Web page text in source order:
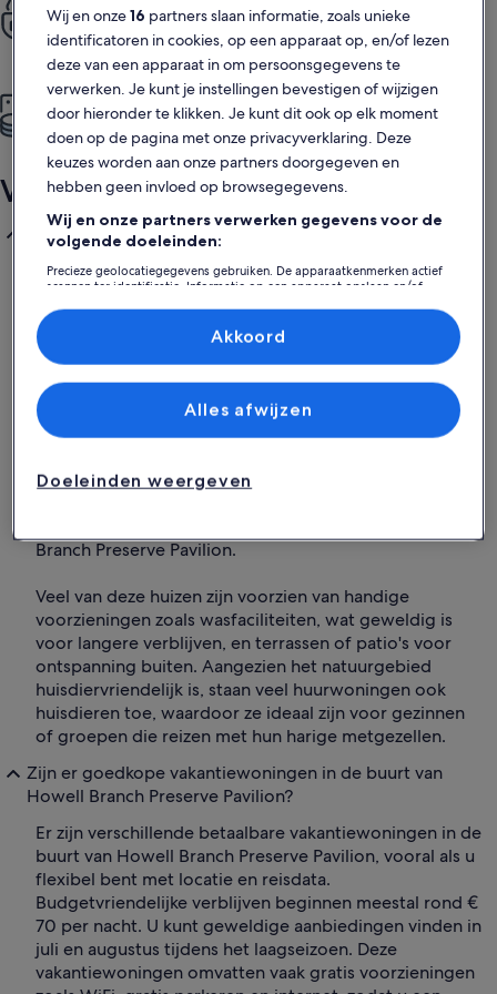
Geniet van volledige keukens, wasvoorzieningen, zwembaden,
tuinen en meer
Meer voor minder
Meer ruimte, meer privacy, meer voorzieningen ... Meer
voordeel!
Veelgestelde vragen
Wat zijn de beste vakantiewoningen in de buurt van
Howell Branch Preserve Pavilion?
Branch Preserve Pavilion zijn voornamelijk te vinden in
Winter Park, Florida, wat gemakkelijke toegang biedt
tot het natuurgebied. U vindt er een grote selectie aan
accommodaties, voornamelijk privé vakantiehuizen en
appartementen, die comfortabele verblijven bieden
voor gasten. Als u bereid bent iets verder te rijden, kan
optie zijn, maar voor directe toegang tot het
Branch Preserve Pavilion.
Veel van deze huizen zijn voorzien van handige
voorzieningen zoals wasfaciliteiten, wat geweldig is
voor langere verblijven, en terrassen of patio's voor
ontspanning buiten. Aangezien het natuurgebied
huisdiervriendelijk is, staan veel huurwoningen ook
huisdieren toe, waardoor ze ideaal zijn voor gezinnen
of groepen die reizen met hun harige metgezellen.
Zijn er goedkope vakantiewoningen in de buurt van
Howell Branch Preserve Pavilion?
Er zijn verschillende betaalbare vakantiewoningen in de
buurt van Howell Branch Preserve Pavilion, vooral als u
flexibel bent met locatie en reisdata.
Budgetvriendelijke verblijven beginnen meestal rond €
70 per nacht. U kunt geweldige aanbiedingen vinden in
juli en augustus tijdens het laagseizoen. Deze
vakantiewoningen omvatten vaak gratis voorzieningen
Wij en onze16 partners slaan informatie, zoals unieke
identificatoren in cookies, op een apparaat op, en/of lezen
deze van een apparaat in om persoonsgegevens te
verwerken. Je kunt je instellingen bevestigen of wijzigen
door hieronder te klikken. Je kunt dit ook op elk moment
doen op de pagina met onze privacyverklaring. Deze
keuzes worden aan onze partners doorgegeven en
hebben geen invloed op browsegegevens.
Wij en onze partners verwerken gegevens voor de
volgende doeleinden:
Precieze geolocatiegegevens gebruiken. De apparaatkenmerken actief
scannen ter identificatie. Informatie op een apparaat opslaan en/of
contentmetingen, doelgroepenonderzoek en ontwikkeling van
Doeleinden weergeven
Alles afwijzen
Akkoord